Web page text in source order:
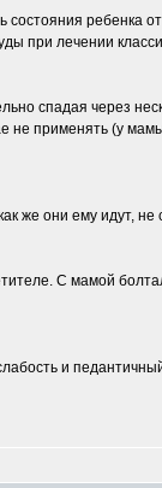
ребенка
при лечении
спадая через
не применять (у
же они ему идут,
С мамой
и